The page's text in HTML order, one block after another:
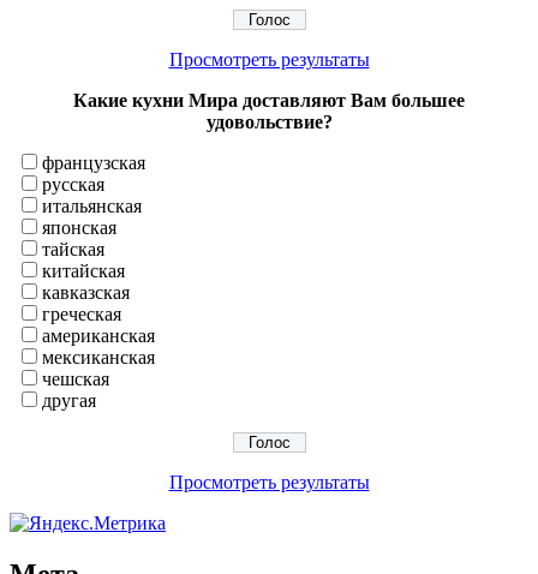
Просмотреть результаты
Какие кухни Мира доставляют Вам большее
удовольствие?
французская
русская
итальянская
японская
тайская
китайская
кавказская
греческая
американская
мексиканская
чешская
другая
Просмотреть результаты